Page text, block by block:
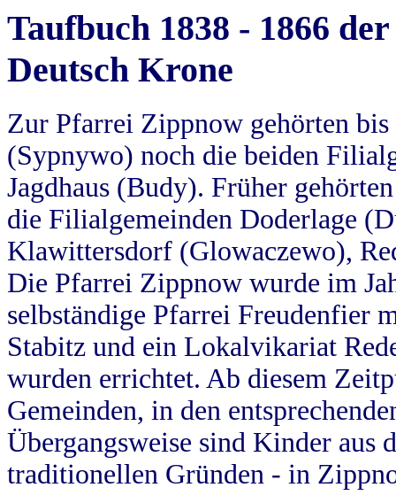
Taufbuch 1838 - 1866
Deutsch Krone
Zur Pfarrei Zippnow gehörten
(Sypnywo) noch die beiden
Jagdhaus (Budy). Früher
die Filialgemeinden Doderlage
Klawittersdorf (Glowaczewo),
Die Pfarrei Zippnow wurde im
selbständige Pfarrei Freudenfier
Stabitz und ein Lokalvikariat
wurden errichtet. Ab diesem
Gemeinden, in den
Übergangsweise sind Kinder aus
traditionellen Gründen - in